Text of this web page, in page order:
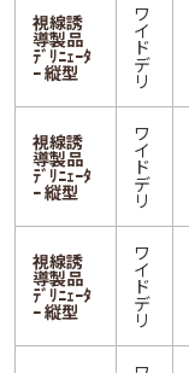
視線誘
導製品
ﾃﾞﾘﾆｪｰﾀ
ｰ 縦型
ワ
イ
ド
デ
リ
視線誘
導製品
ﾃﾞﾘﾆｪｰﾀ
ｰ 縦型
ワ
イ
ド
デ
リ
視線誘
導製品
ﾃﾞﾘﾆｪｰﾀ
ｰ 縦型
ワ
イ
ド
デ
リ